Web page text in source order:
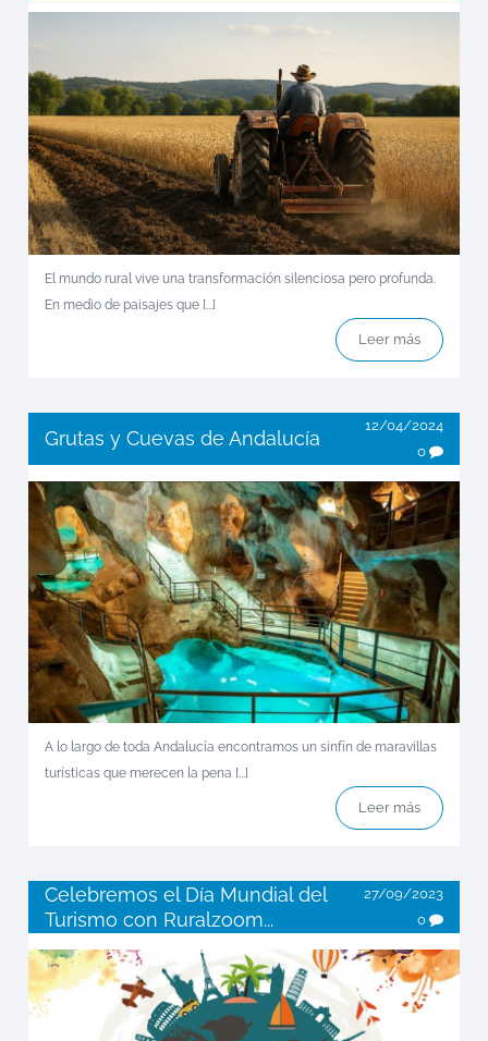
El mundo rural vive una transformación silenciosa pero profunda.
En medio de paisajes que [...]
Leer más
Grutas y Cuevas de Andalucía
12/04/2024
0
A lo largo de toda Andalucía encontramos un sinfín de maravillas
turísticas que merecen la pena [...]
Leer más
Celebremos el Día Mundial del
Turismo con Ruralzoom...
27/09/2023
0